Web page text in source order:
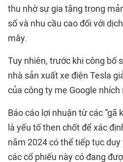
thu nhờ sự gia tăng trong
số và nhu cầu cao đối với
mây.
Tuy nhiên, trước khi công bố
nhà sản xuất xe điện Tesla
của công ty mẹ Google nhích
Báo cáo lợi nhuận từ các “gã
là yếu tố then chốt để xác
năm 2024 có thể tiếp tục
các cổ phiếu này có đang